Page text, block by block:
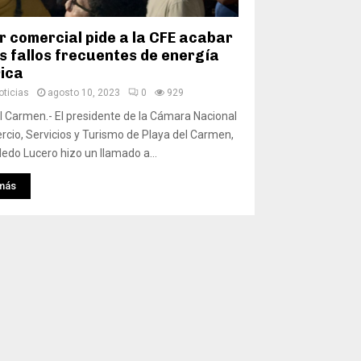
comercial pide a la CFE acabar
fallos frecuentes de energía
agosto 10, 2023 0 929
Carmen.- El presidente de la Cámara Nacional
Servicios y Turismo de Playa del Carmen,
Lucero hizo un llamado a...